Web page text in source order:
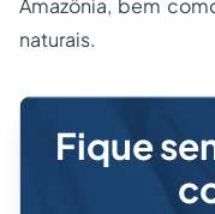
Amazônia, bem
naturais.
Fique